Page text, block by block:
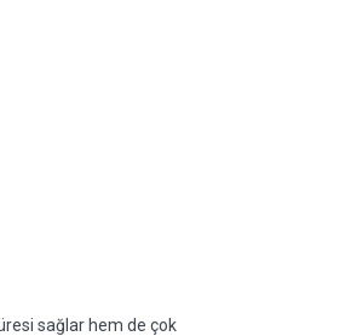
sağlar hem de çok